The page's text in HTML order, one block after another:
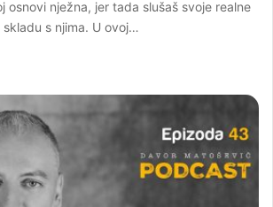
osnovi nježna, jer tada slušaš svoje realne
s njima. U ovoj…